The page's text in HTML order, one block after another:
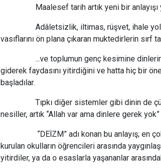
Maalesef tarih artık yeni bir anlayışı
Adâletsizlik, iltimas, rüşvet, ihale
vasıflarını ön plana çıkaran muktedirlerin sırf
...ve toplumun genç kesimine dinlerin
giderek faydasını yitirdiğini ve hatta hiç bir
başladılar.
Tıpkı diğer sistemler gibi dinin de
nesiller, artık “Allah var ama dinlere gerek
“DEİZM” adı konan bu anlayış; en
kurulan okulların öğrencileri arasında
yitirdiler, ya da o esaslarla yaşananlar